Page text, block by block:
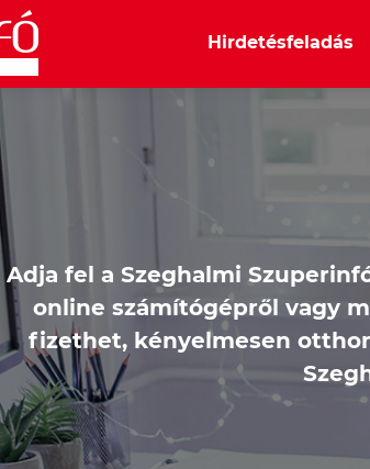
Hirdetésfeladás
Adja fel a Szeghalmi
online számítógépről vagy
fizethet, kényelmesen